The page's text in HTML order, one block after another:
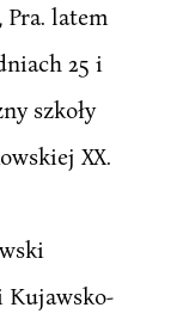
latem
25 i
szkoły
XX.
Kujawsko-